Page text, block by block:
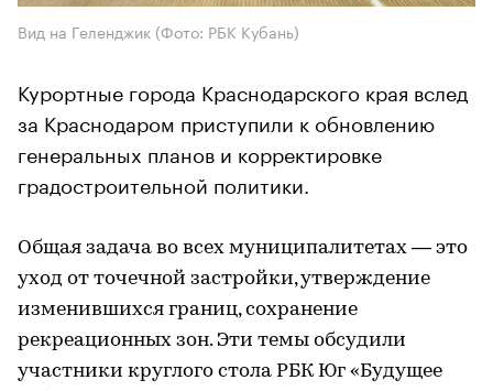
Вид на Геленджик (Фото: РБК Кубань)
Курортные города Краснодарского края вслед
за Краснодаром приступили к обновлению
генеральных планов и корректировке
градостроительной политики.
Общая задача во всех муниципалитетах — это
уход от точечной застройки, утверждение
изменившихся границ, сохранение
рекреационных зон. Эти темы обсудили
участники круглого стола РБК Юг «Будущее